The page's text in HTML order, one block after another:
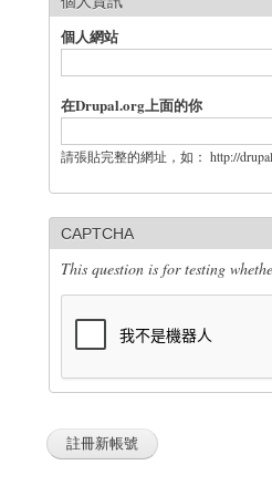
個人網站
在Drupal.org上面的你
請張貼完整的網址，如
CAPTCHA
This question is for testing